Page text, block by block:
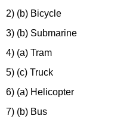
2) (b) Bicycle
3) (b) Submarine
4) (a) Tram
5) (c) Truck
6) (a) Helicopter
7) (b) Bus